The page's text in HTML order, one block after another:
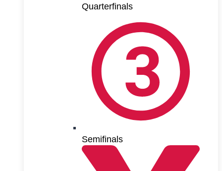
Quarterfinals
Semifinals